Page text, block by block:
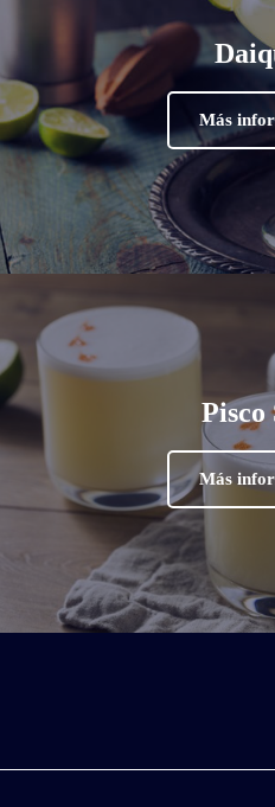
Más
Pisco
Más